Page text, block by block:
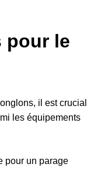
pour le
il est crucial
les équipements
pour un parage